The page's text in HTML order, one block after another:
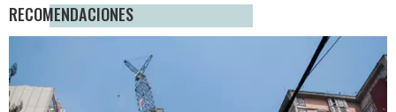
RECOMENDACIONES